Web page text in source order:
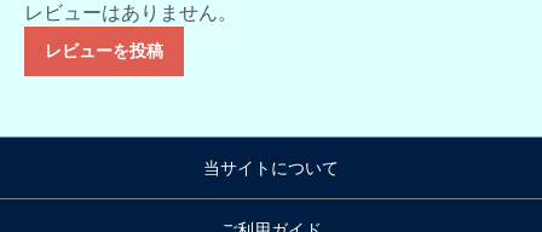
レビューはありません。
レビューを投稿
当サイトについて